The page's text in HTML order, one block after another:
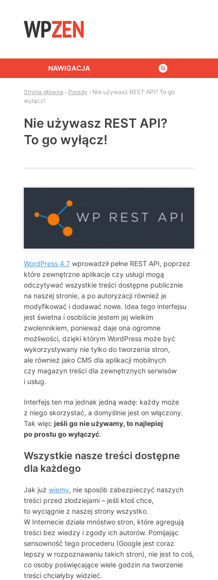
NAWIGACJA
Strona główna › Porady › Nie używasz REST API? To go
wyłącz!
Nie używasz REST API?
To go wyłącz!
WordPress 4.7 wprowadził pełne REST API, poprzez
które zewnętrzne aplikacje czy usługi mogą
odczytywać wszystkie treści dostępne publicznie
na naszej stronie, a po autoryzacji również je
modyfikować i dodawać nowe. Idea tego interfejsu
jest świetna i osobiście jestem jej wielkim
zwolennikiem, ponieważ daje ona ogromne
możliwości, dzięki którym WordPress może być
wykorzystywany nie tylko do tworzenia stron,
ale również jako CMS dla aplikacji mobilnych
czy magazyn treści dla zewnętrznych serwisów
i usług.
Interfejs ten ma jednak jedną wadę: każdy może
z niego skorzystać, a domyślnie jest on włączony.
Tak więc jeśli go nie używamy, to najlepiej
po prostu go wyłączyć.
Wszystkie nasze treści dostępne
dla każdego
Jak już wiemy, nie sposób zabezpieczyć naszych
treści przed złodziejami – jeśli ktoś chce,
to wyciągnie z naszej strony wszystko.
W Internecie działa mnóstwo stron, które agregują
treści bez wiedzy i zgody ich autorów. Pomijając
sensowność tego procederu (Google jest coraz
lepszy w rozpoznawaniu takich stron), nie jest to coś,
co osoby poświęcające wiele godzin na tworzenie
treści chciałyby widzieć.